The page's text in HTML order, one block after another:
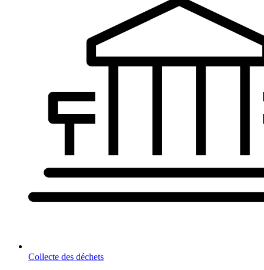
Collecte des déchets